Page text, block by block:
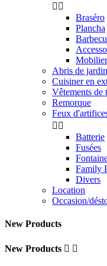
 
Braséro
Plancha
Mobilier
Abris de jardin
Cuisiner en
Vêtements de
Remorque
Feux
 
Batterie
Fusées
Family
Divers
Location
Occasion/
New Products
New Products  